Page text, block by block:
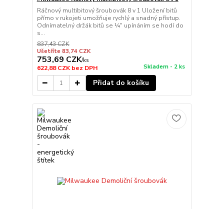
Ráčnový multibitový šroubovák 8 v 1 Uložení bitů
přímo v rukojeti umožňuje rychlý a snadný přístup.
Odnímatelný držák bitů se ¼″ upínáním se hodí do
s...
837,43 CZK
Ušetříte 83,74 CZK
753,69 CZK/ks
622,88 CZKbez DPH Skladem - 2 ks
Přidat do košíku